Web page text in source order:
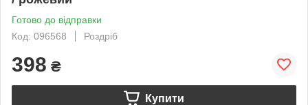
Готово до відправки
Код: 096568
Роздріб
398 ₴
Купити